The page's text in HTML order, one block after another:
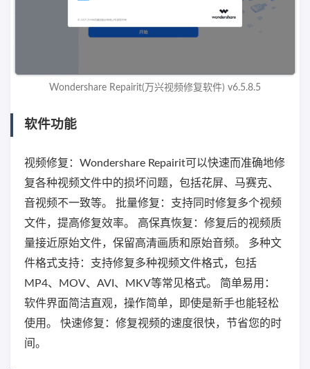
Wondershare Repairit(万兴视频修复软件) v6.5.8.5
软件功能
视频修复：Wondershare Repairit可以快速而准确地修
复各种视频文件中的损坏问题，包括花屏、马赛克、
音视频不一致等。 批量修复：支持同时修复多个视频
文件，提高修复效率。 高保真恢复：修复后的视频质
量接近原始文件，保留高清画质和原始音频。 多种文
件格式支持：支持修复多种视频文件格式，包括
MP4、MOV、AVI、MKV等常见格式。 简单易用：
软件界面简洁直观，操作简单，即使是新手也能轻松
使用。 快速修复：修复视频的速度很快，节省您的时
间。